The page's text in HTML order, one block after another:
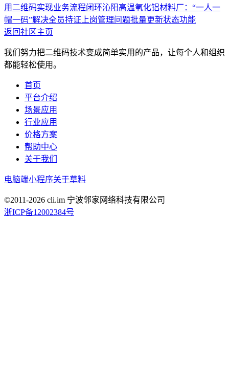
用二维码实现业务流程闭环沁阳高温氧化铝材料厂：“一人一
帽一码”解决全员持证上岗管理问题批量更新状态功能
返回社区主页
我们努力把二维码技术变成简单实用的产品，让每个人和组织
都能轻松使用。
首页
平台介绍
场景应用
行业应用
价格方案
帮助中心
关于我们
电脑端小程序关于草料
©2011-2026 cli.im 宁波邻家网络科技有限公司
浙ICP备12002384号